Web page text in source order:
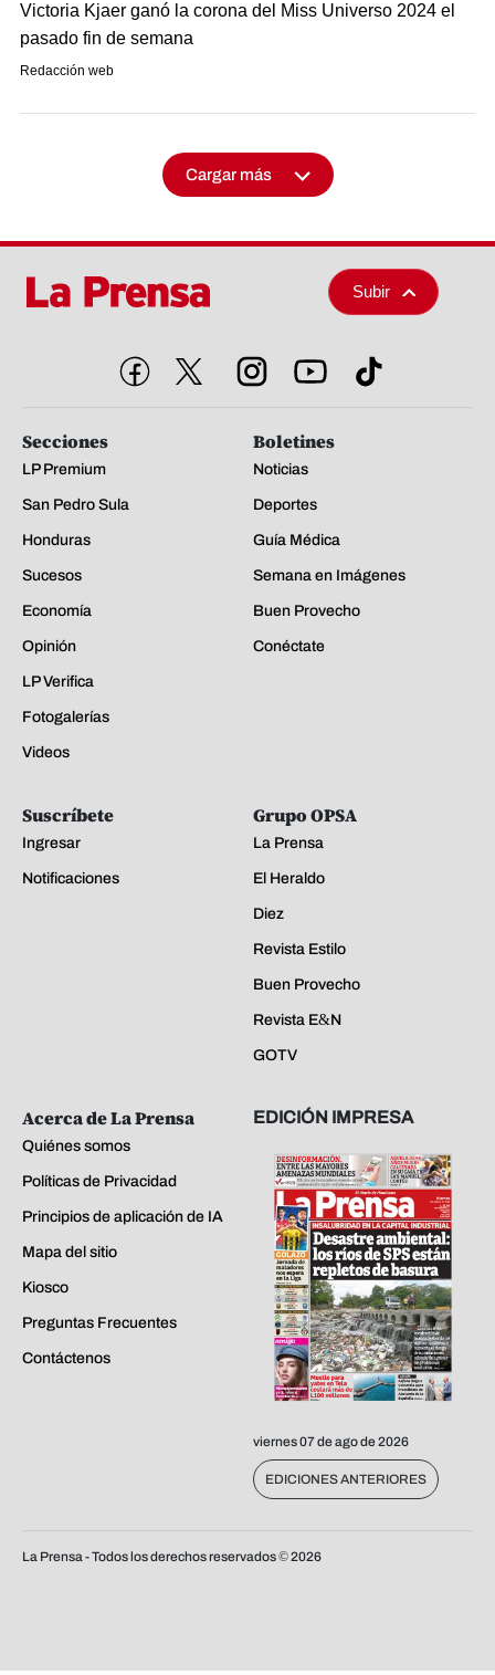
Victoria Kjaer ganó la corona del Miss Universo 2024 el
pasado fin de semana
Redacción web
Cargar más
Subir
Secciones
LP Premium
San Pedro Sula
Honduras
Sucesos
Economía
Opinión
LP Verifica
Fotogalerías
Videos
Boletines
Noticias
Deportes
Guía Médica
Semana en Imágenes
Buen Provecho
Conéctate
Suscríbete
Ingresar
Notificaciones
Grupo OPSA
La Prensa
El Heraldo
Diez
Revista Estilo
Buen Provecho
Revista E&N
GOTV
Acerca de La Prensa
Quiénes somos
Políticas de Privacidad
Principios de aplicación de IA
Mapa del sitio
Kiosco
Preguntas Frecuentes
Contáctenos
EDICIÓN IMPRESA
viernes 07 de ago de 2026
EDICIONES ANTERIORES
La Prensa - Todos los derechos reservados ©2026